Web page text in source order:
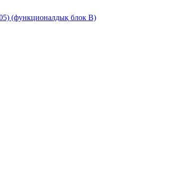
(функционалдық блок В)